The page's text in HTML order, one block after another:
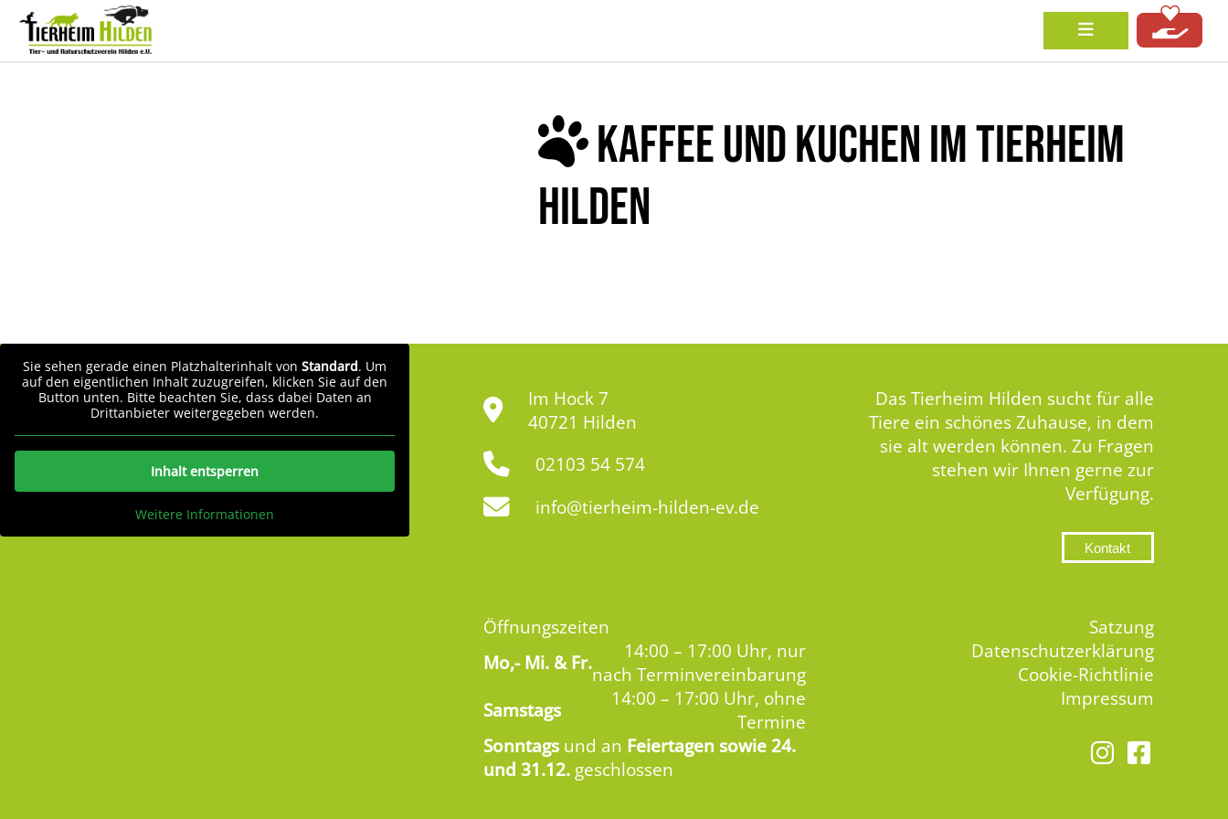
KAFFEE UND KUCHEN IM TIERHEIM
HILDEN
Sie sehen gerade einen Platzhalterinhalt von Standard. Um
auf den eigentlichen Inhalt zuzugreifen, klicken Sie auf den
Button unten. Bitte beachten Sie, dass dabei Daten an
Drittanbieter weitergegeben werden.
Inhalt entsperren
Weitere Informationen
Im Hock 7
40721 Hilden
02103 54 574
info@tierheim-hilden-ev.de
Das Tierheim Hilden sucht für alle
Tiere ein schönes Zuhause, in dem
sie alt werden können. Zu Fragen
stehen wir Ihnen gerne zur
Verfügung.
Kontakt
Öffnungszeiten
Mo,-Mi. & Fr.
14:00 – 17:00 Uhr, nur
nach Terminvereinbarung
Samstags
14:00 – 17:00 Uhr, ohne
Termine
Sonntags und an Feiertagen sowie 24.
und 31.12. geschlossen
Satzung
Datenschutzerklärung
Cookie-Richtlinie
Impressum